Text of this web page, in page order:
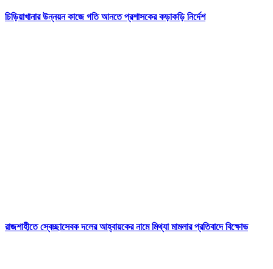
চিড়িয়াখানার উন্নয়ন কাজে গতি আনতে প্রশাসকের কড়াকড়ি নির্দেশ
রাজশাহীতে স্বেচ্ছাসেবক দলের আহ্বায়কের নামে মিথ্যা মামলার প্রতিবাদে বিক্ষোভ